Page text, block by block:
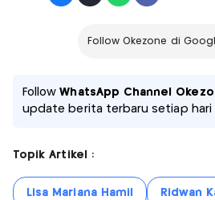
Follow Okezone di
FollowWhatsApp Channel
update berita terbaru setiap hari
Topik Artikel :
Lisa Mariana Hamil Ridwan